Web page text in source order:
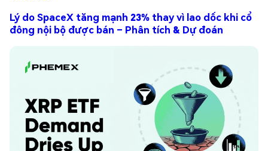
Lý do SpaceX tăng mạnh 23% thay vì lao dốc khi cổ
đông nội bộ được bán – Phân tích & Dự đoán